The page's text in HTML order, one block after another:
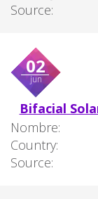
Source:
02
jun
Bifacial
Nombre:
Country:
Source: